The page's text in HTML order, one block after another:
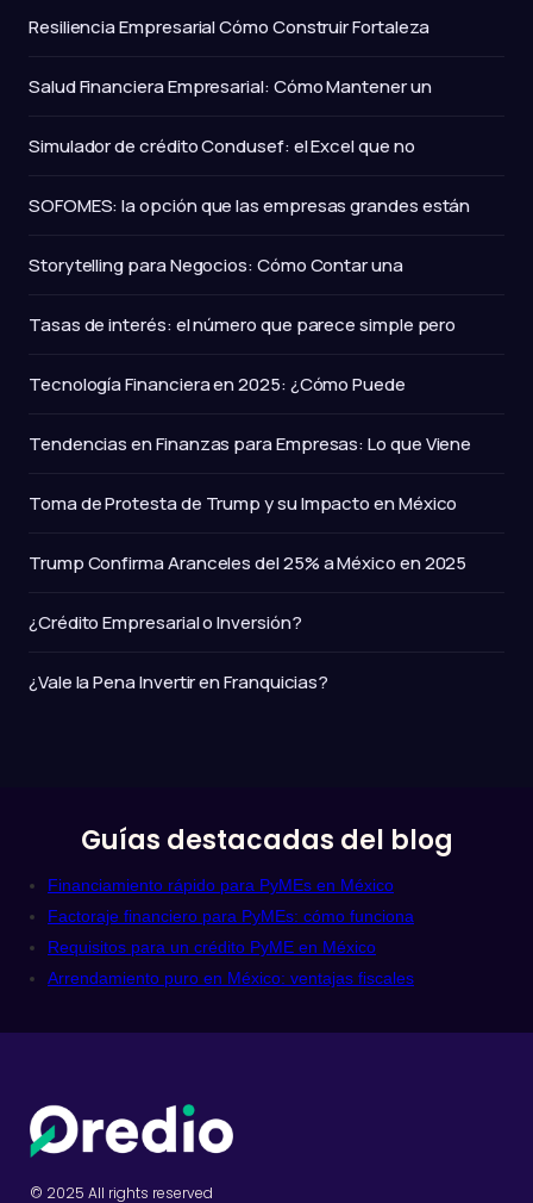
Resiliencia Empresarial Cómo Construir Fortaleza
Salud Financiera Empresarial: Cómo Mantener un
Simulador de crédito Condusef: el Excel que no
SOFOMES: la opción que las empresas grandes están
Storytelling para Negocios: Cómo Contar una
Tasas de interés: el número que parece simple pero
Tecnología Financiera en 2025: ¿Cómo Puede
Tendencias en Finanzas para Empresas: Lo que Viene
Toma de Protesta de Trump y su Impacto en México
Trump Confirma Aranceles del 25% a México en 2025
¿Crédito Empresarial o Inversión?
¿Vale la Pena Invertir en Franquicias?
Guías destacadas del blog
Financiamiento rápido para PyMEs en México
Factoraje financiero para PyMEs: cómo funciona
Requisitos para un crédito PyME en México
Arrendamiento puro en México: ventajas fiscales
© 2025 All rights reserved